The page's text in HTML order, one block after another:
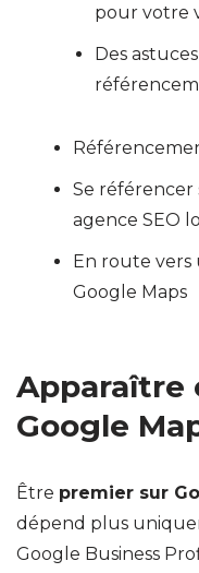
pour votre
Des
Se référencer
agence SEO
En route vers
Google Maps
Apparaître
Google
Être premier sur
dépend plus
Google Business